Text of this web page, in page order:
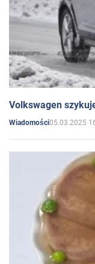
Volkswagen
Wiadomości05.03.2025